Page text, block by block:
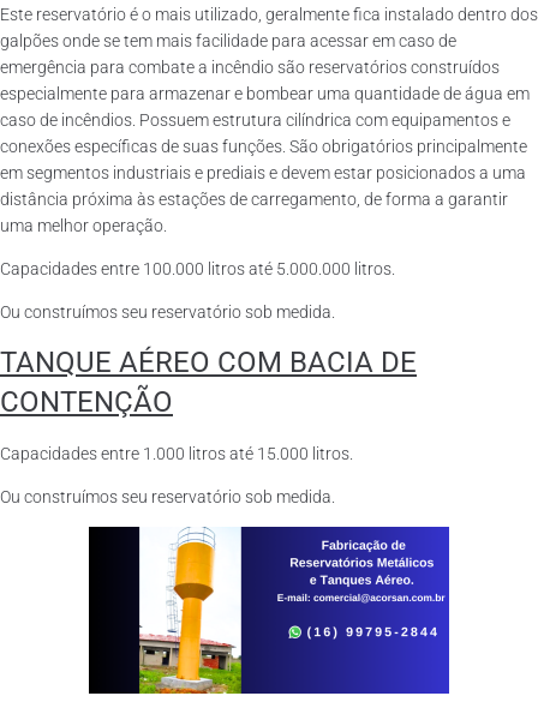
Este reservatório é o mais utilizado, geralmente fica instalado dentro dos
galpões onde se tem mais facilidade para acessar em caso de
emergência para combate a incêndio são reservatórios construídos
especialmente para armazenar e bombear uma quantidade de água em
caso de incêndios. Possuem estrutura cilíndrica com equipamentos e
conexões específicas de suas funções. São obrigatórios principalmente
em segmentos industriais e prediais e devem estar posicionados a uma
distância próxima às estações de carregamento, de forma a garantir
uma melhor operação.
Capacidades entre 100.000 litros até 5.000.000 litros.
Ou construímos seu reservatório sob medida.
TANQUE AÉREO COM BACIA DE
CONTENÇÃO
Capacidades entre 1.000 litros até 15.000 litros.
Ou construímos seu reservatório sob medida.